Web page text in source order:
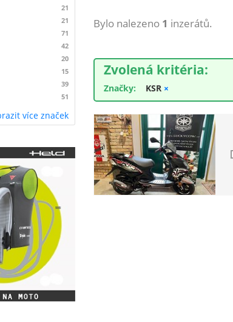
21
21
71
42
20
15
39
51
více značek
Bylo nalezeno 1 inzerátů.
Zvolená kritéria:
Značky: KSR ×